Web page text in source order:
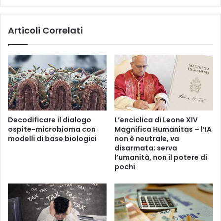
o
m
i
c
u
m
Articoli Correlati
Decodificare il dialogo
ospite-microbioma con
modelli di base biologici
L’enciclica di Leone XIV
Magnifica Humanitas – l’IA
non è neutrale, va
disarmata; serva
l’umanità, non il potere di
pochi